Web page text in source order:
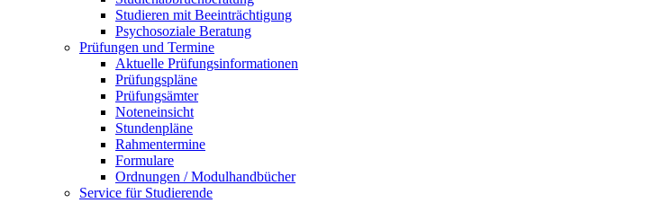
Studieren mit Beeinträchtigung
Psychosoziale Beratung
Prüfungen und Termine
Aktuelle Prüfungsinformationen
Prüfungspläne
Prüfungsämter
Noteneinsicht
Stundenpläne
Rahmentermine
Formulare
Ordnungen / Modulhandbücher
Service für Studierende